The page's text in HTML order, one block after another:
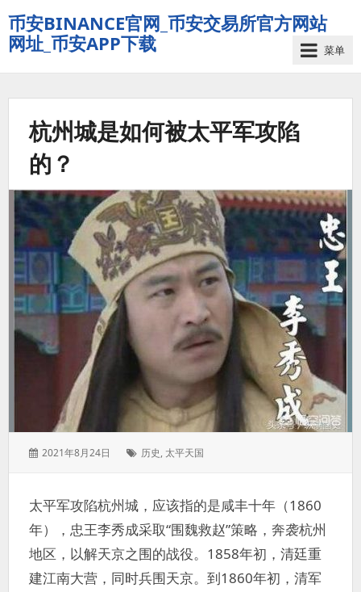
币安BINANCE官网_币安交易所官方网站
网址_币安APP下载
菜单
杭州城是如何被太平军攻陷
的？
发
2021年8月24日
标
历史, 太平天国
太平军攻陷杭州城，应该指的是咸丰十年（1860
年），忠王李秀成采取“围魏救赵”策略，奔袭杭州
地区，以解天京之围的战役。1858年初，清廷重
建江南大营，同时兵围天京。到1860年初，清军